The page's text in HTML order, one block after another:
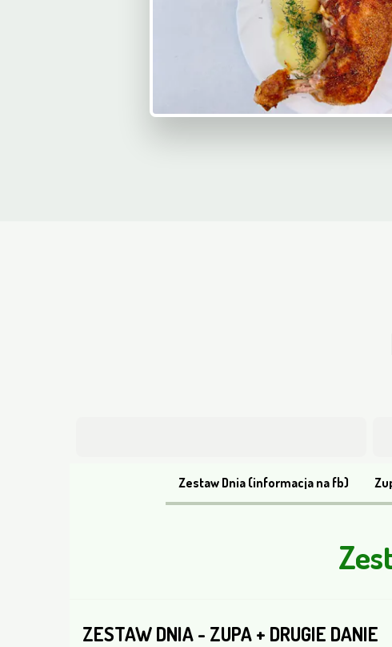
Zestaw Dnia (informacja na fb)
ZESTAW DNIA - ZUPA + DRUGIE DANIE